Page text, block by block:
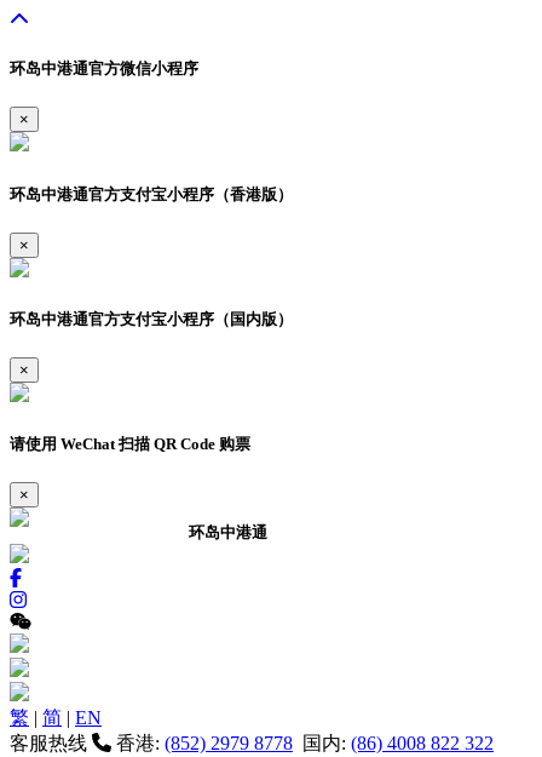
环岛中港通官方微信小程序
×
环岛中港通官方支付宝小程序（香港版）
×
环岛中港通官方支付宝小程序（国内版）
×
请使用 WeChat 扫描 QR Code 购票
×
环岛中港通
繁 | 简 | EN
客服热线
香港: (852) 2979 8778 国内: (86) 4008 822 322